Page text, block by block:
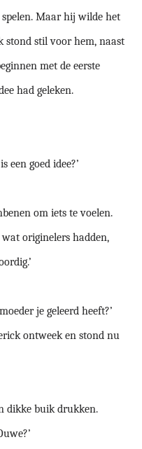
Maar hij wilde het
stond stil voor hem, naast
met de eerste
had geleken.
een goed idee?’
om iets te voelen.
originelers hadden,
je geleerd heeft?’
ontweek en stond nu
dikke buik drukken.